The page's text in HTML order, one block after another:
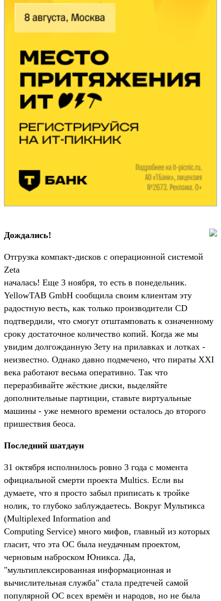
Дождались!
Отгрузка компакт-дисков с операционной системой
Zeta
началась! Еще 3 ноября, то есть в понедельник.
YellowTAB GmbH сообщила своим клиентам эту
радостную весть, как только производители CD
подтвердили, что смогут отштамповать к означенному
сроку достаточное количество копий. Когда же мы
увидим долгожданную Зету на прилавках и лотках -
неизвестно. Однако давно подмечено, что пираты XXI
века работают весьма оперативно. Так что
переразбивайте жёсткие диски, выделяйте
дополнительные партиции, ставьте виртуальные
машины - уже немного времени осталось до второго
пришествия беоса.
Последний шатдаун
31 октября исполнилось ровно 3 года с момента
официальной смерти проекта Multics. Если вы
думаете, что я просто забыл приписать к тройке
нолик, то глубоко заблуждаетесь. Вокруг Мультикса
(Multiplexed Information and
Computing Service) много мифов, главный из которых
гласит, что эта ОС была неудачным проектом,
черновым наброском Юникса. Да,
"мультиплексированная информационная и
вычислительная служба" стала предтечей самой
популярной ОС всех времён и народов, но не была